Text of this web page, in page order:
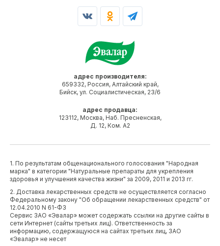
адрес производителя:
659332, Россия, Алтайский край,
Бийск, ул. Социалистическая, 23/6
адрес продавца:
123112, Москва, Наб. Пресненская,
Д. 12, Ком. А2
1. По результатам общенационального голосования "Народная
марка" в категории "Натуральные препараты для укрепления
здоровья и улучшения качества жизни" за 2009, 2011 и 2013 гг.
2. Доставка лекарственных средств не осуществляется согласно
Федеральному закону "Об обращении лекарственных средств" от
12.04.2010 N 61-ФЗ
Сервис ЗАО «Эвалар» может содержать ссылки на другие сайты в
сети Интернет (сайты третьих лиц). Ответственность за
информацию, содержащуюся на сайтах третьих лиц, ЗАО
«Эвалар» не несет